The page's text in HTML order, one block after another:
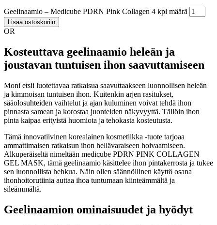
Geelinaamio – Medicube PDRN Pink Collagen 4 kpl määrä
Lisää ostoskoriin
OR
Kosteuttava geelinaamio heleän ja
joustavan tuntuisen ihon saavuttamiseen
Moni etsii luotettavaa ratkaisua saavuttaakseen luonnollisen heleän
ja kimmoisan tuntuisen ihon. Kuitenkin arjen rasitukset,
sääolosuhteiden vaihtelut ja ajan kuluminen voivat tehdä ihon
pinnasta samean ja korostaa juonteiden näkyvyyttä. Tällöin ihon
pinta kaipaa erityistä huomiota ja tehokasta kosteutusta.
Tämä innovatiivinen korealainen kosmetiikka -tuote tarjoaa
ammattimaisen ratkaisun ihon hellävaraiseen hoivaamiseen.
Alkuperäiseltä nimeltään medicube PDRN PINK COLLAGEN
GEL MASK, tämä geelinaamio käsittelee ihon pintakerrosta ja tukee
sen luonnollista hehkua. Näin ollen säännöllinen käyttö osana
ihonhoitorutiinia auttaa ihoa tuntumaan kiinteämmältä ja
sileämmältä.
Geelinaamion ominaisuudet ja hyödyt